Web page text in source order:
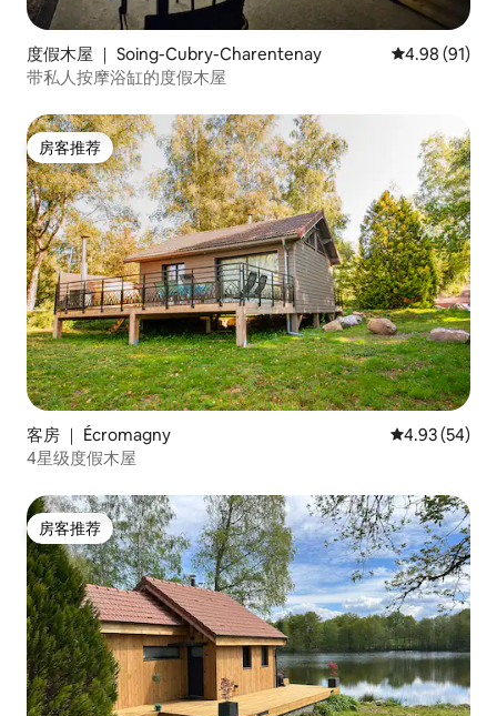
度假木屋 ｜ Soing-Cubry-Charentenay 平均评分
4.98 (91)
带私人按摩浴缸的度假木屋
房客推荐
房客推荐
客房 ｜ Écromagny 平均评分
4.93 (54)
4星级度假木屋
房客推荐
房客推荐